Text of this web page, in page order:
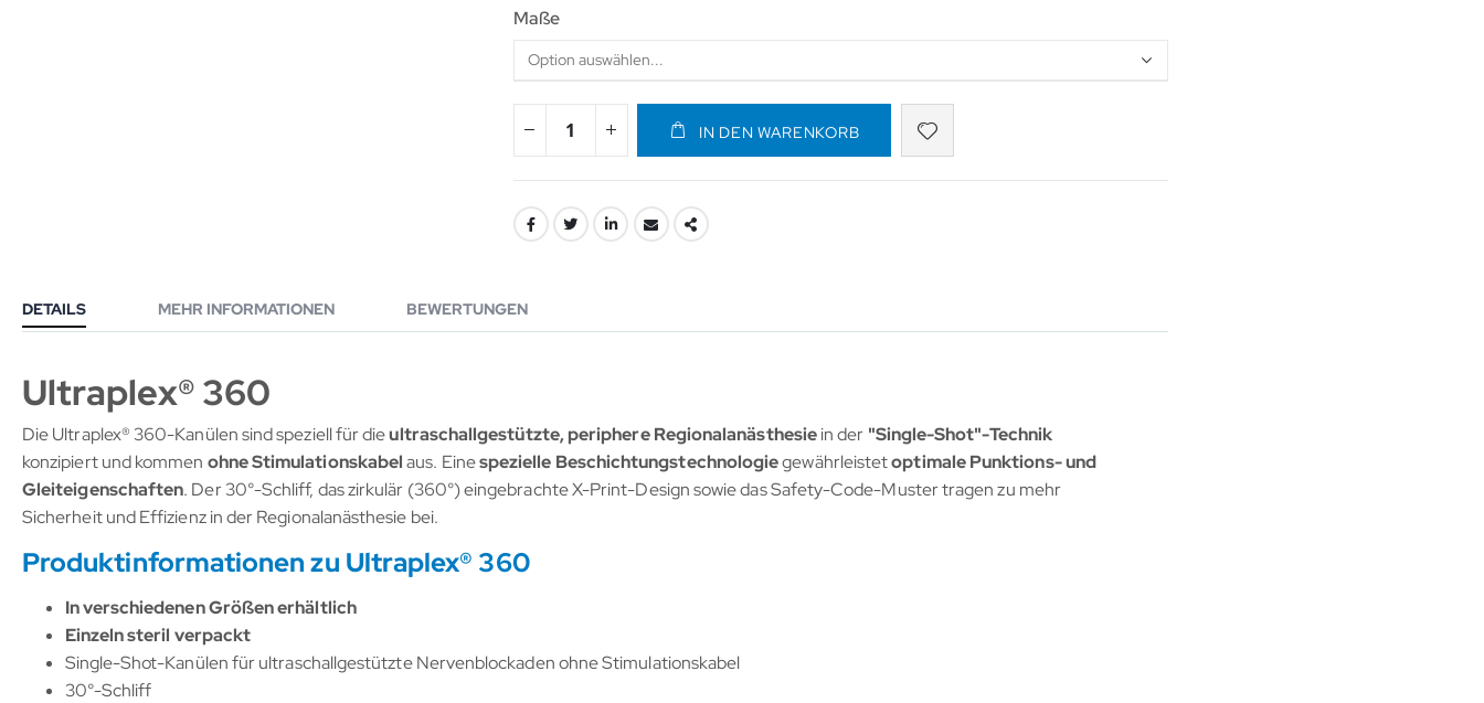
Maße
IN DEN WARENKORB
DETAILS
Ultraplex® 360
Die Ultraplex® 360-Kanülen sind speziell für dieultraschallgestützte,periphere Regionalanästhesiein der "Single-Shot"-Technik
konzipiert und kommen ohne Stimulationskabelaus. Einespezielle Beschichtungstechnologiegewährleistetoptimale Punktions- und
Gleiteigenschaften. Der 30°-Schliff, das zirkulär (360°) eingebrachte X-Print-Design sowie das Safety-Code-Muster tragen zu mehr
Sicherheit und Effizienz in der Regionalanästhesie bei.
Produktinformationen zu Ultraplex® 360
In verschiedenen Größen erhältlich
Einzeln steril verpackt
Single-Shot-Kanülen für ultraschallgestützte Nervenblockaden ohne Stimulationskabel
30°-Schliff
MEHR INFORMATIONEN BEWERTUNGEN